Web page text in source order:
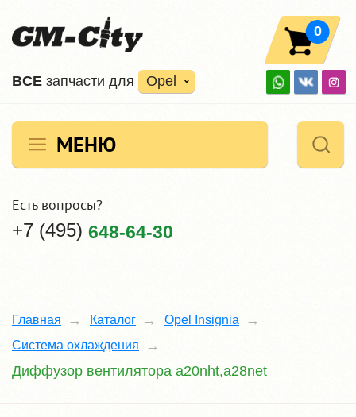
ВCE запчасти для Opel
0
МЕНЮ
Есть вопросы?
+7 (495) 648-64-30
Главная Каталог
Opel Insignia
Система охлаждения
Диффузор вентилятора a20nht,a28net